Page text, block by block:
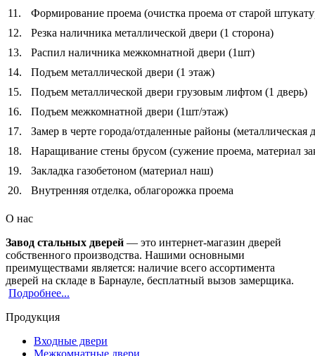
11.
Формирование проема (очистка проема от старой
12.
Резка наличника металлической двери (1 сторона)
13.
Распил наличника межкомнатной двери (1шт)
14.
Подъем металлической двери (1 этаж)
15.
Подъем металлической двери грузовым лифтом (1 дверь)
16.
Подъем межкомнатной двери (1шт/этаж)
17.
Замер в черте города/отдаленные районы (металлическая
18.
Наращивание стены брусом (сужение проема, материал
19.
Закладка газобетоном (материал наш)
20.
Внутренняя отделка, облагорожка проема
О нас
Завод стальных дверей — это интернет-магазин дверей
собственного производства. Нашими основными
преимуществами является: наличие всего ассортимента
дверей на складе в Барнауле, бесплатный вызов замерщика.
Подробнее...
Продукция
Входные двери
Межкомнатные двери